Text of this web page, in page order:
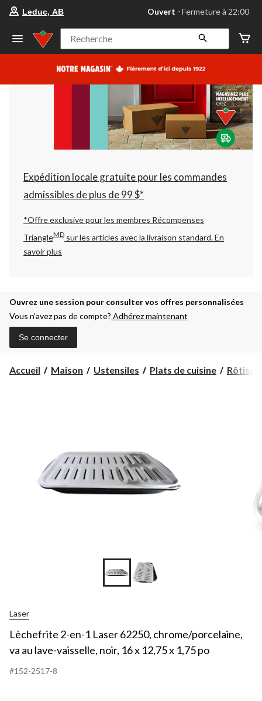
votre
préféré
Leduc,
AB,
courament
Fermeture
à
22:00
cliquer
pour
changer
Leduc, AB Ouvert ⋅ Fermeture à 22:00
Recherche
Expédition locale gratuite pour les commandes
admissibles de plus de 99 $*
*Offre exclusive pour les membres Récompenses
TriangleMD sur les articles avec la livraison standard.En
savoir plus
Ouvrez une session pour consulter vos offres personnalisées
Vous n’avez pas de compte? Adhérez maintenant
Se connecter
Accueil Maison Ustensiles Plats de cuisine
Laser
Lèchefrite 2-en-1 Laser 62250, chrome/porcelaine,
va au lave-vaisselle, noir, 16 x 12,75 x 1,75 po
#152-2517-8